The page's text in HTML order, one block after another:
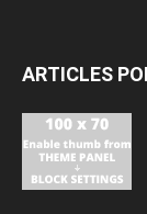
ARTICLES